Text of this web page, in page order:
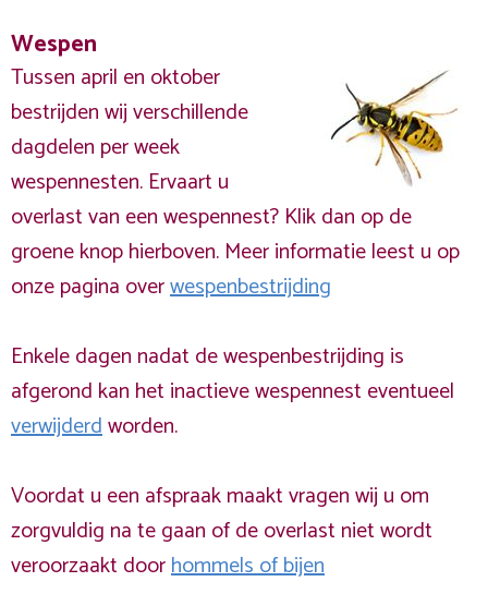
Wespen
Tussen april en oktober
bestrijden wij verschillende
dagdelen per week
wespennesten. Ervaart u
overlast van een wespennest? Klik dan op de
groene knop hierboven. Meer informatie leest u op
onze pagina overwespenbestrijding
Enkele dagen nadat de wespenbestrijding is
afgerond kan het inactieve wespennest eventueel
verwijderdworden.
Voordat u een afspraak maakt vragen wij u om
zorgvuldig na te gaan of de overlast niet wordt
veroorzaakt doorhommels of bijen